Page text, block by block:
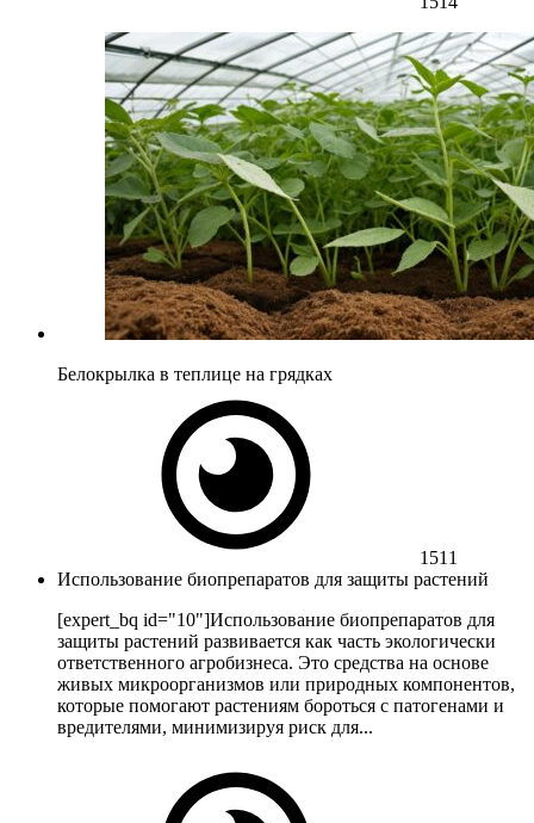
Белокрылка в теплице на грядках
1511
Использование биопрепаратов для защиты растений
[expert_bq id="10"]Использование биопрепаратов для
защиты растений развивается как часть экологически
ответственного агробизнеса. Это средства на основе
живых микроорганизмов или природных компонентов,
которые помогают растениям бороться с патогенами и
вредителями, минимизируя риск для...